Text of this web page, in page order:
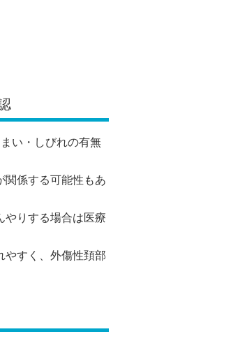
い・しびれの有無
関係する可能性もあ
やりする場合は医療
やすく、外傷性頚部